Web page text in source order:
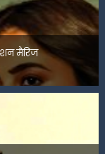
मैरिज